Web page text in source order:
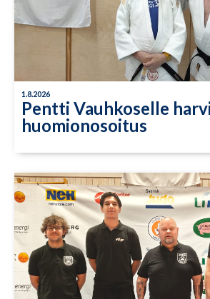
1.8.2026
Pentti Vauhkoselle
huomionosoitus